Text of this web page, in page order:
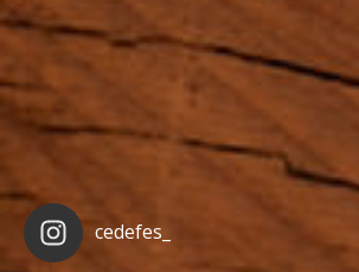
cedefes_